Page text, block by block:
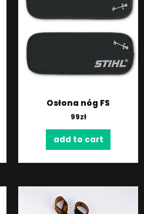
Osłona nóg FS
99zł
add to cart